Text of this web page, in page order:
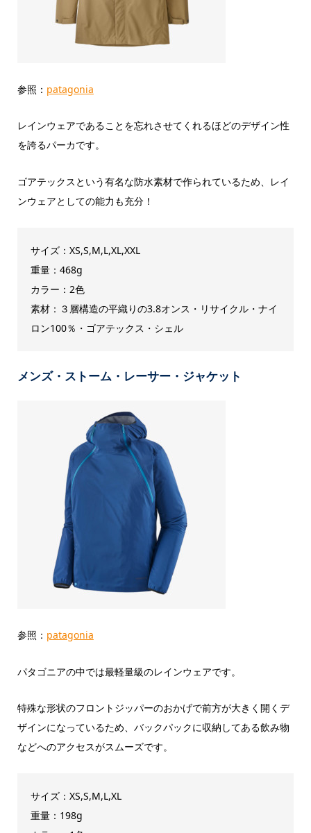
参照： patagonia
レインウェアであることを忘れさせてくれるほどのデザイン性
を誇るパーカです。
ゴアテックスという有名な防水素材で作られているため、レイ
ンウェアとしての能力も充分！
サイズ：XS,S,M,L,XL,XXL
重量：468g
カラー：2色
素材：３層構造の平織りの3.8オンス・リサイクル・ナイ
ロン100％・ゴアテックス・シェル
メンズ・ストーム・レーサー・ジャケット
参照： patagonia
パタゴニアの中では最軽量級のレインウェアです。
特殊な形状のフロントジッパーのおかげで前方が大きく開くデ
ザインになっているため、バックパックに収納してある飲み物
などへのアクセスがスムーズです。
サイズ：XS,S,M,L,XL
重量：198g